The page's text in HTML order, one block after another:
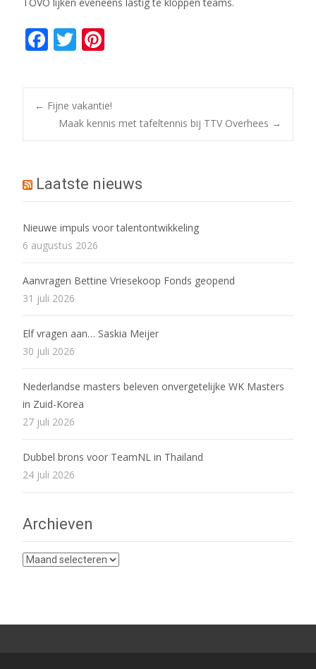
F
e
b
o
k
T
itt
er
er
e
st
Bericht
← Fijne vakantie!
Maak kennis met tafeltennis bij TTV Overhees →
Laatste nieuws
Nieuwe impuls voor talentontwikkeling
6 augustus 2026
Aanvragen Bettine Vriesekoop Fonds geopend
31 juli 2026
Elf vragen aan… Saskia Meijer
30 juli 2026
Nederlandse masters beleven onvergetelijke WK Masters
in Zuid-Korea
27 juli 2026
Dubbel brons voor TeamNL in Thailand
24 juli 2026
Archieven
Archieven